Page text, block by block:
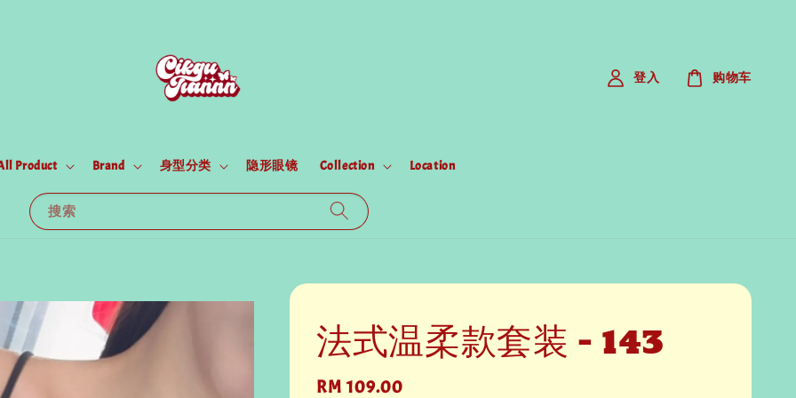
搜索
Product Brand 身型分类 隐形眼镜 Collection Location
登入 购物车
法式温柔款套装 - 143
Regular
RM 109.00